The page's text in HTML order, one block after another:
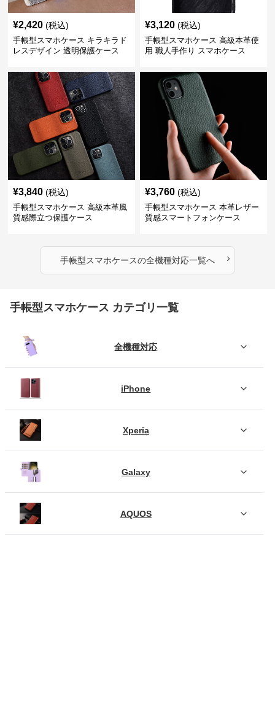
¥2,420 (税込)
手帳型スマホケース キラキラド
レスデザイン 透明保護ケース
¥3,120 (税込)
手帳型スマホケース 高級本革使
用 職人手作り スマホケース
¥3,840 (税込)
手帳型スマホケース 高級本革風
質感際立つ保護ケース
¥3,760 (税込)
手帳型スマホケース 本革レザー
質感スマートフォンケース
手帳型スマホケースの全機種対応一覧へ ›
手帳型スマホケース カテゴリ一覧
全機種対応
iPhone
Xperia
Galaxy
AQUOS